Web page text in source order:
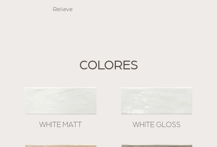
Relieve
COLORES
WHITE MATT WHITE GLOSS